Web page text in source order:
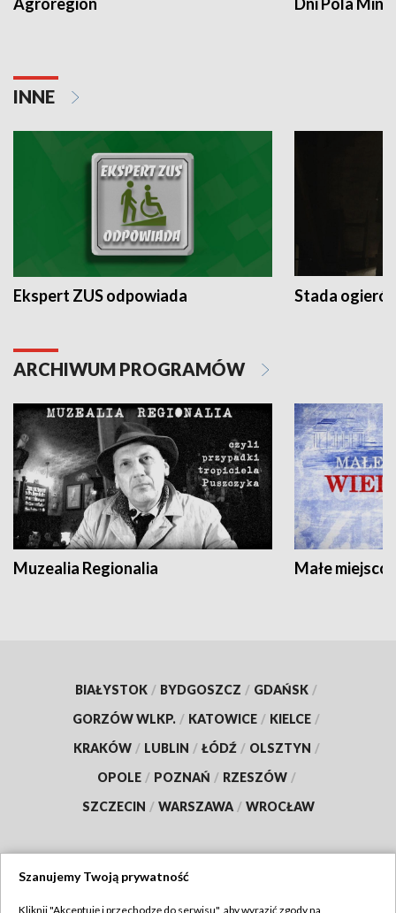
INNE
Ekspert ZUS odpowiada Stada
ARCHIWUM PROGRAMÓW
Muzealia Regionalia Małe
BIAŁYSTOK / BYDGOSZCZ / GDAŃSK /
GORZÓW WLKP. / KATOWICE / KIELCE /
KRAKÓW / LUBLIN / ŁÓDŹ / OLSZTYN /
OPOLE / POZNAŃ / RZESZÓW /
SZCZECIN / WARSZAWA / WROCŁAW
Szanujemy Twoją prywatność
Kliknij "Akceptuję i przechodzę do serwisu", aby wyrazić zgody na